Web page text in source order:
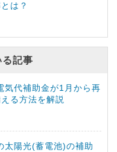
は？
る記事
気代補助金が1月から再
る方法を解説
太陽光(蓄電池)の補助